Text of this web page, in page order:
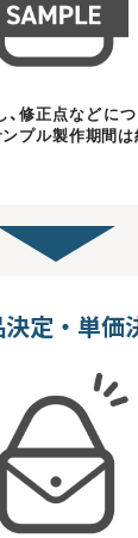
、修正点などに
プル製作期間は
定・単価